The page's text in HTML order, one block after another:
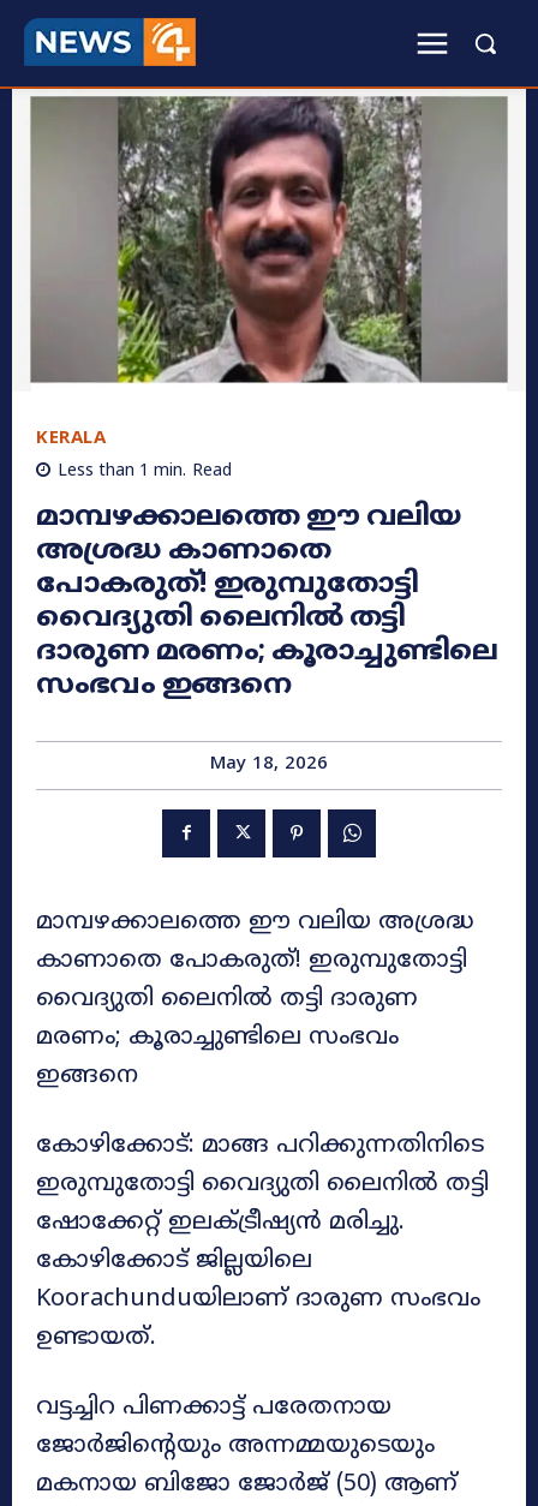
KERALA
Less than 1 min. Read
മാമ്പഴക്കാലത്തെ ഈ വലിയ
അശ്രദ്ധ കാണാതെ
പോകരുത്! ഇരുമ്പുതോട്ടി
വൈദ്യുതി ലൈനിൽ തട്ടി
ദാരുണ മരണം; കൂരാച്ചുണ്ടിലെ
സംഭവം ഇങ്ങനെ
May 18, 2026
മാമ്പഴക്കാലത്തെ ഈ വലിയ അശ്രദ്ധ
കാണാതെ പോകരുത്! ഇരുമ്പുതോട്ടി
വൈദ്യുതി ലൈനിൽ തട്ടി ദാരുണ
മരണം; കൂരാച്ചുണ്ടിലെ സംഭവം
ഇങ്ങനെ
കോഴിക്കോട്: മാങ്ങ പറിക്കുന്നതിനിടെ
ഇരുമ്പുതോട്ടി വൈദ്യുതി ലൈനിൽ തട്ടി
ഷോക്കേറ്റ് ഇലക്ട്രീഷ്യൻ മരിച്ചു.
കോഴിക്കോട് ജില്ലയിലെ
Koorachunduയിലാണ് ദാരുണ സംഭവം
ഉണ്ടായത്.
വട്ടച്ചിറ പിണക്കാട്ട് പരേതനായ
ജോർജിന്റെയും അന്നമ്മയുടെയും
മകനായ ബിജോ ജോർജ് (50) ആണ്